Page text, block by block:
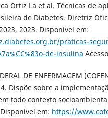
Ortiz La et al. Técnicas de
de Diabetes. Diretriz
2023. Disponível em:
praticas-
de-insulina
DE ENFERMAGEM
Dispõe sobre a
todo contexto
em: https://